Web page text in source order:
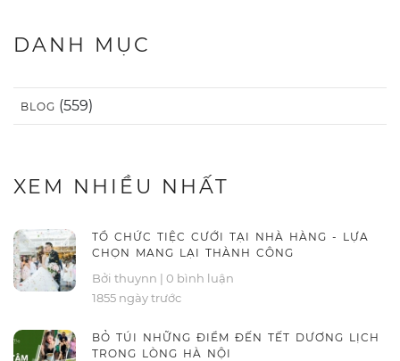
DANH MỤC
BLOG (559)
XEM NHIỀU NHẤT
TỔ CHỨC TIỆC CƯỚI TẠI NHÀ HÀNG - LỰA
CHỌN MANG LẠI THÀNH CÔNG
Bởi thuynn | 0 bình luận
1855 ngày trước
BỎ TÚI NHỮNG ĐIỂM ĐẾN TẾT DƯƠNG LỊCH
TRONG LÒNG HÀ NỘI